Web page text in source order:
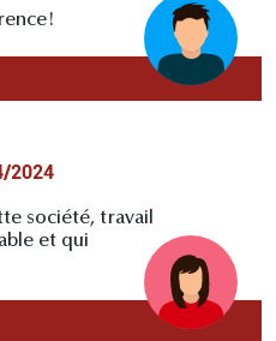
2024
société, travail
et qui